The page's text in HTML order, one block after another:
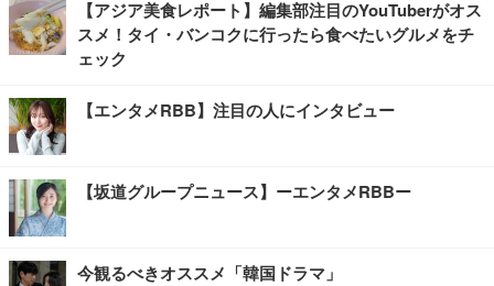
【アジア美食レポート】編集部注目のYouTuberがオス
スメ！タイ・バンコクに行ったら食べたいグルメをチ
ェック
【エンタメRBB】注目の人にインタビュー
【坂道グループニュース】ーエンタメRBBー
今観るべきオススメ「韓国ドラマ」